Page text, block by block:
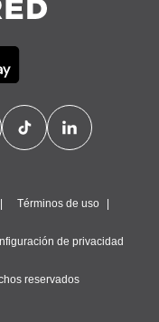
Términos de uso
de privacidad
reservados